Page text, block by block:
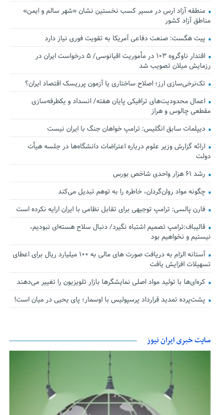
منطقه آزاد ارس در مسیر کسب نخستین نشان «شهر سالم و ایمن»
مناطق آزاد کشور
پیت هگست: صنعت دفاعی آمریکا به تقویت فوری نیاز دارد
اقتدار ناوگروه ۱۰۳ در مأموریت‌ اقیانوسی/ ۵ درخواست ایران در
رزمایش میلان تصویب شد
تک‌نرخی‌سازی ارز؛ اصلاح ساختاری یا آزمون پرریسک اقتصاد ایران؟
اعمال محدودیت‌های ترافیکی پایان هفته/ انسداد و یکطرفه‌سازی
مقطعی چالوس و هراز
دیپلمات سابق انگلیس:‌ ترامپ خواهان جنگ با ایران نیست
ارائه گزارش وزیر علوم درباره اعتراضات دانشگاه‌ها در جلسه هیأت
دولت
رشد ۶۱ هزار واحدی شاخص بورس
چگونه مواد روان‌گردان، خاطره را به توهم تبدیل می‌کند
فارن پالسی: ترامپ توجیهی برای تقابل نظامی با ایران ارایه نکرده است
قالیباف:ترامپ تصمیم اشتباه نگیرد/ دنبال سلاح هسته‌ای نبودیم،
نیستیم و نخواهیم بود
آستانه الزام به دریافت صورت های مالی به ۱۰۰ میلیارد ریال برای اعطای
تسهیلات افزایش یافت
کره‌ای‌ها با تولید مواد اصلی نمایشگرها بازار تلویزیون را تغییر می‌دهند
پشت‌پرده تمدید قرارداد پرسپولیس با اوسمار؛ پای یحیی در میان است!
سایت خبری ایران نیوز